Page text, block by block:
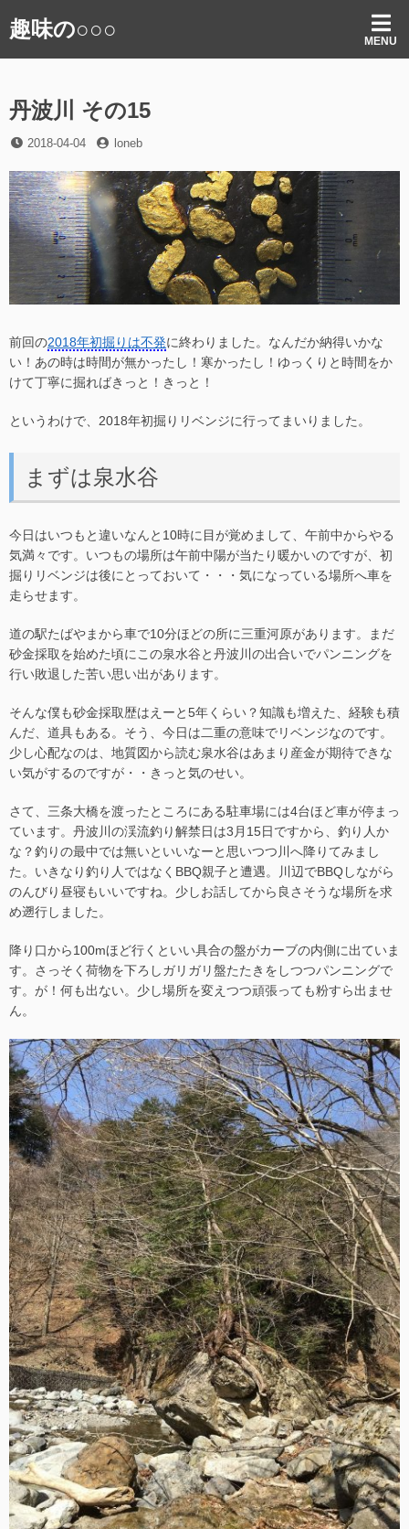
ン
へ
キ
ッ
プ
趣味の○○○ MENU
丹波川 その15
投
日
2018-04-04
投
者
loneb
前回の2018年初掘りは不発に終わりました。なんだか納得いかな
い！あの時は時間が無かったし！寒かったし！ゆっくりと時間をか
けて丁寧に掘ればきっと！きっと！
というわけで、2018年初掘りリベンジに行ってまいりました。
まずは泉水谷
今日はいつもと違いなんと10時に目が覚めまして、午前中からやる
気満々です。いつもの場所は午前中陽が当たり暖かいのですが、初
掘りリベンジは後にとっておいて・・・気になっている場所へ車を
走らせます。
道の駅たばやまから車で10分ほどの所に三重河原があります。まだ
砂金採取を始めた頃にこの泉水谷と丹波川の出合いでパンニングを
行い敗退した苦い思い出があります。
そんな僕も砂金採取歴はえーと5年くらい？知識も増えた、経験も積
んだ、道具もある。そう、今日は二重の意味でリベンジなのです。
少し心配なのは、地質図から読む泉水谷はあまり産金が期待できな
い気がするのですが・・きっと気のせい。
さて、三条大橋を渡ったところにある駐車場には4台ほど車が停まっ
ています。丹波川の渓流釣り解禁日は3月15日ですから、釣り人か
な？釣りの最中では無いといいなーと思いつつ川へ降りてみまし
た。いきなり釣り人ではなくBBQ親子と遭遇。川辺でBBQしながら
のんびり昼寝もいいですね。少しお話してから良さそうな場所を求
め遡行しました。
降り口から100mほど行くといい具合の盤がカーブの内側に出ていま
す。さっそく荷物を下ろしガリガリ盤たたきをしつつパンニングで
す。が！何も出ない。少し場所を変えつつ頑張っても粉すら出ませ
ん。